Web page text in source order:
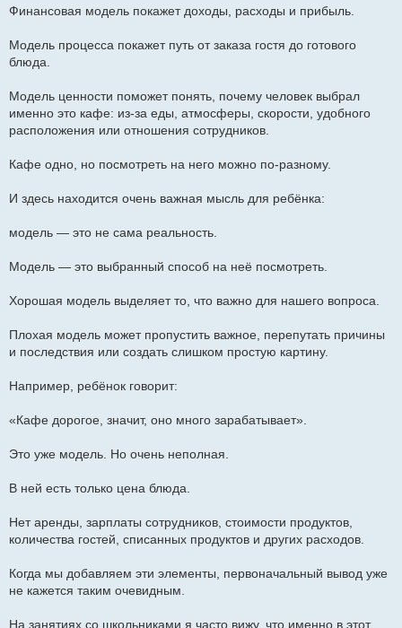
Финансовая модель покажет доходы, расходы и прибыль.
Модель процесса покажет путь от заказа гостя до готового
блюда.
Модель ценности поможет понять, почему человек выбрал
именно это кафе: из-за еды, атмосферы, скорости, удобного
расположения или отношения сотрудников.
Кафе одно, но посмотреть на него можно по-разному.
И здесь находится очень важная мысль для ребёнка:
модель — это не сама реальность.
Модель — это выбранный способ на неё посмотреть.
Хорошая модель выделяет то, что важно для нашего вопроса.
Плохая модель может пропустить важное, перепутать причины
и последствия или создать слишком простую картину.
Например, ребёнок говорит:
«Кафе дорогое, значит, оно много зарабатывает».
Это уже модель. Но очень неполная.
В ней есть только цена блюда.
Нет аренды, зарплаты сотрудников, стоимости продуктов,
количества гостей, списанных продуктов и других расходов.
Когда мы добавляем эти элементы, первоначальный вывод уже
не кажется таким очевидным.
На занятиях со школьниками я часто вижу, что именно в этот